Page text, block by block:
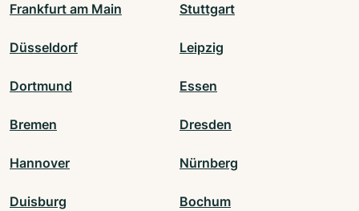
Frankfurt am Main Stuttgart
Düsseldorf Leipzig
Dortmund Essen
Bremen Dresden
Hannover Nürnberg
Duisburg Bochum